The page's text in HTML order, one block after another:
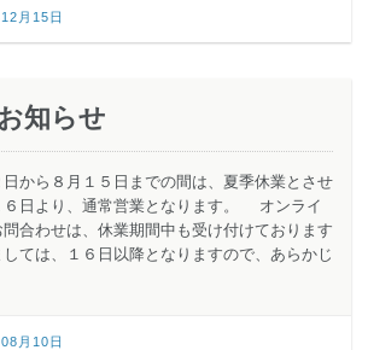
月15日
知らせ
日から８月１５日までの間は、夏季休業とさせ
６日より、通常営業となります。 オンライ
合わせは、休業期間中も受け付けております
ては、１６日以降となりますので、あらかじ
月10日